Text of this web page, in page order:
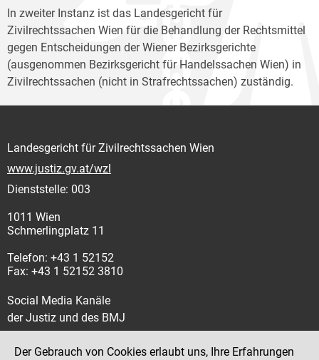
In zweiter Instanz ist das Landesgericht für
Zivilrechtssachen Wien für die Behandlung der Rechtsmittel
gegen Entscheidungen der Wiener Bezirksgerichte
(ausgenommen Bezirksgericht für Handelssachen Wien) in
Zivilrechtssachen (nicht in Strafrechtssachen) zuständig.
Landesgericht für Zivilrechtssachen Wien
www.justiz.gv.at/wzl
Dienststelle: 003
1011 Wien
Schmerlingplatz 11
Telefon: +43 1 52152
Fax: +43 1 52152 3810
Social Media Kanäle
der Justiz und des BMJ
Der Gebrauch von Cookies erlaubt uns, Ihre Erfahrungen